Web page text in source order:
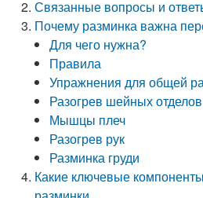
Связанные вопросы и
Почему разминка важна
Для чего нужна?
Правила
Упражнения для общей
Разогрев шейных отделов
Мышцы плеч
Разогрев рук
Разминка груди
Какие ключевые